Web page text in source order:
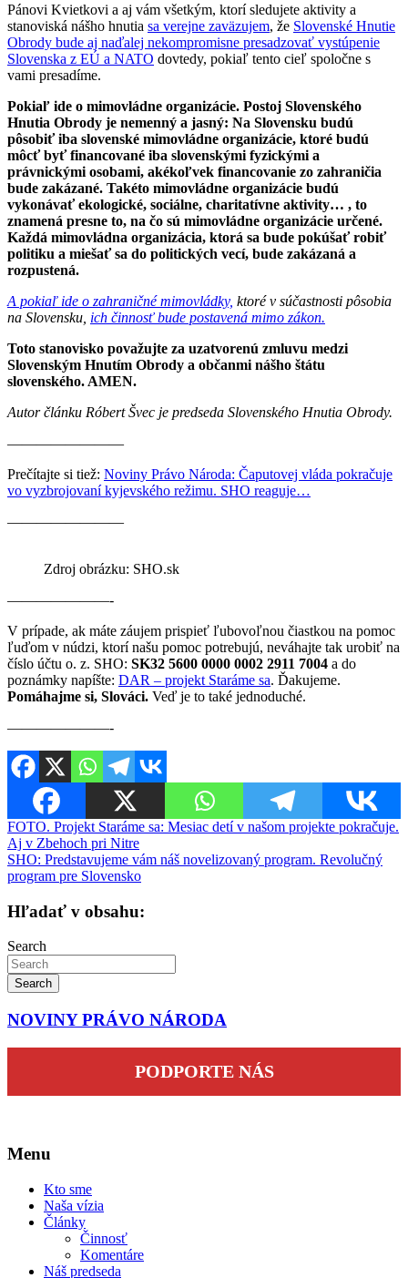
Pánovi Kvietkovi a aj vám všetkým, ktorí sledujete aktivity a
stanoviská nášho hnutia sa verejne zaväzujem, že Slovenské Hnutie
Obrody bude aj naďalej nekompromisne presadzovať vystúpenie
Slovenska z EÚ a NATO dovtedy, pokiaľ tento cieľ spoločne s
vami presadíme.
Pokiaľ ide o mimovládne organizácie. Postoj Slovenského
Hnutia Obrody je nemenný a jasný: Na Slovensku budú
pôsobiť iba slovenské mimovládne organizácie, ktoré budú
môcť byť financované iba slovenskými fyzickými a
právnickými osobami, akékoľvek financovanie zo zahraničia
bude zakázané. Takéto mimovládne organizácie budú
vykonávať ekologické, sociálne, charitatívne aktivity… , to
znamená presne to, na čo sú mimovládne organizácie určené.
Každá mimovládna organizácia, ktorá sa bude pokúšať robiť
politiku a miešať sa do politických vecí, bude zakázaná a
rozpustená.
A pokiaľ ide o zahraničné mimovládky, ktoré v súčastnosti pôsobia
na Slovensku, ich činnosť bude postavená mimo zákon.
Toto stanovisko považujte za uzatvorenú zmluvu medzi
Slovenským Hnutím Obrody a občanmi nášho štátu
slovenského. AMEN.
Autor článku Róbert Švec je predseda Slovenského Hnutia Obrody.
————————
Prečítajte si tiež: Noviny Právo Národa: Čaputovej vláda pokračuje
vo vyzbrojovaní kyjevského režimu. SHO reaguje…
————————
Zdroj obrázku: SHO.sk
———————-
V prípade, ak máte záujem prispieť ľubovoľnou čiastkou na pomoc
ľuďom v núdzi, ktorí našu pomoc potrebujú, neváhajte tak urobiť na
číslo účtu o. z. SHO: SK32 5600 0000 0002 2911 7004 a do
poznámky napíšte: DAR – projekt Staráme sa. Ďakujeme.
Pomáhajme si, Slováci. Veď je to také jednoduché.
———————-
Navigácia
v
článku
FOTO. Projekt Staráme sa: Mesiac detí v našom projekte pokračuje.
Aj v Zbehoch pri Nitre
SHO: Predstavujeme vám náš novelizovaný program. Revolučný
program pre Slovensko
Hľadať v obsahu:
Search
Search
NOVINY PRÁVO NÁRODA
PODPORTE NÁS
Menu
Kto sme
Naša vízia
Články
Činnosť
Komentáre
Náš predseda